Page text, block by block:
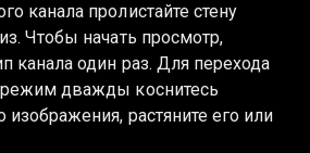
канала пролистайте стену
Чтобы начать просмотр,
канала один раз. Для перехода
дважды коснитесь
растяните его или